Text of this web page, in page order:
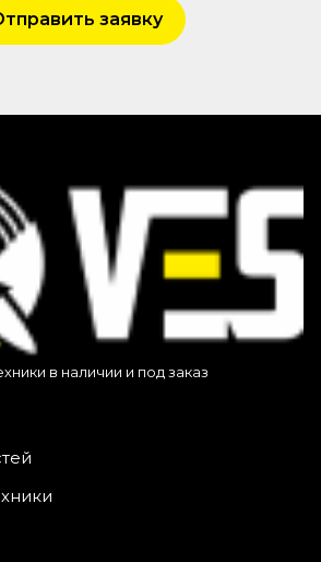
заявку
в наличии и под заказ